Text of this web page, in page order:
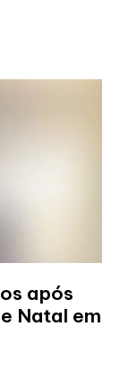
após
Natal em